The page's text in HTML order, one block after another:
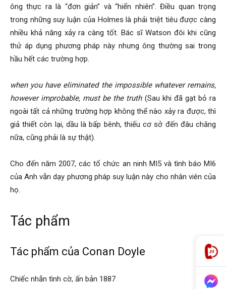
ông thực ra là “đơn giản” và “hiển nhiên”. Điều quan trọng
trong những suy luận của Holmes là phải triệt tiêu được càng
nhiều khả năng xảy ra càng tốt. Bác sĩ Watson đôi khi cũng
thử áp dụng phương pháp này nhưng ông thường sai trong
hầu hết các trường hợp.
when you have eliminated the impossible whatever remains,
however improbable, must be the truth(Sau khi đã gạt bỏ ra
ngoài tất cả những trường hợp không thể nào xảy ra được, thì
giả thiết còn lại, dầu là bấp bênh, thiếu cơ sở đến đâu chăng
nữa, cũng phải là sự thật).
Cho đến năm 2007, các tổ chức an ninh MI5 và tình báo MI6
của Anh vẫn dạy phương pháp suy luận này cho nhân viên của
họ.
Tác phẩm
Tác phẩm của Conan Doyle
Chiếc nhẫn tình cờ, ấn bản 1887